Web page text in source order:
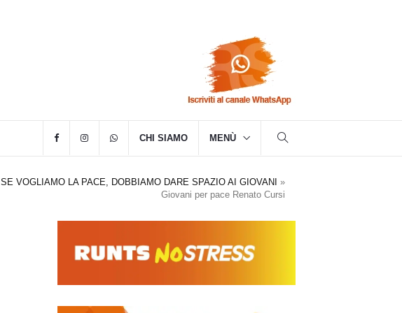
CHI SIAMO MENÙ
SE VOGLIAMO LA PACE, DOBBIAMO DARE SPAZIO AI GIOVANI »
Giovani per pace Renato Cursi